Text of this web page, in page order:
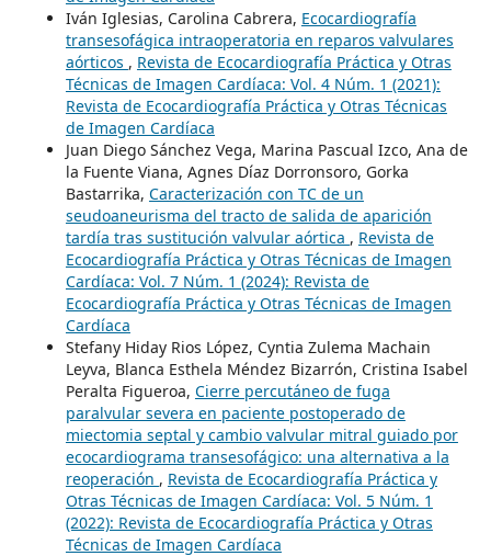
Iván Iglesias, Carolina Cabrera, Ecocardiografía
transesofágica intraoperatoria en reparos valvulares
aórticos , Revista de Ecocardiografía Práctica y Otras
Técnicas de Imagen Cardíaca: Vol. 4 Núm. 1 (2021):
Revista de Ecocardiografía Práctica y Otras Técnicas
de Imagen Cardíaca
Juan Diego Sánchez Vega, Marina Pascual Izco, Ana de
la Fuente Viana, Agnes Díaz Dorronsoro, Gorka
Bastarrika, Caracterización con TC de un
seudoaneurisma del tracto de salida de aparición
tardía tras sustitución valvular aórtica , Revista de
Ecocardiografía Práctica y Otras Técnicas de Imagen
Cardíaca: Vol. 7 Núm. 1 (2024): Revista de
Ecocardiografía Práctica y Otras Técnicas de Imagen
Cardíaca
Stefany Hiday Rios López, Cyntia Zulema Machain
Leyva, Blanca Esthela Méndez Bizarrón, Cristina Isabel
Peralta Figueroa, Cierre percutáneo de fuga
paralvular severa en paciente postoperado de
miectomia septal y cambio valvular mitral guiado por
ecocardiograma transesofágico: una alternativa a la
reoperación , Revista de Ecocardiografía Práctica y
Otras Técnicas de Imagen Cardíaca: Vol. 5 Núm. 1
(2022): Revista de Ecocardiografía Práctica y Otras
Técnicas de Imagen Cardíaca